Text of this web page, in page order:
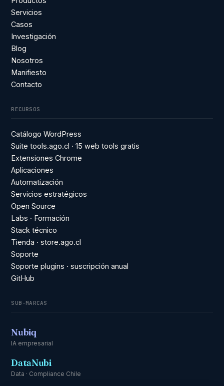
Servicios
Casos
Investigación
Blog
Nosotros
Manifiesto
Contacto
RECURSOS
Catálogo WordPress
Suite tools.ago.cl · 15 web tools gratis
Extensiones Chrome
Aplicaciones
Automatización
Servicios estratégicos
Open Source
Labs · Formación
Stack técnico
Tienda · store.ago.cl
Soporte
Soporte plugins · suscripción anual
GitHub
SUB-MARCAS
Nubiq
IA empresarial
DataNubi
Data · Compliance Chile